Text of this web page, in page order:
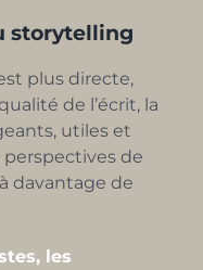
storytelling
plus directe,
de l’écrit, la
utiles et
de
davantage de
les